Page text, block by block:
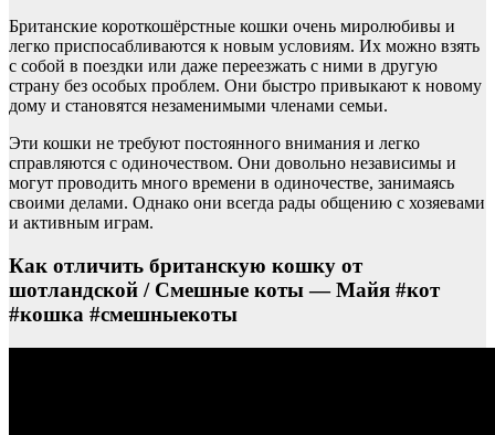
Британские короткошёрстные кошки очень миролюбивы и
легко приспосабливаются к новым условиям. Их можно взять
с собой в поездки или даже переезжать с ними в другую
страну без особых проблем. Они быстро привыкают к новому
дому и становятся незаменимыми членами семьи.
Эти кошки не требуют постоянного внимания и легко
справляются с одиночеством. Они довольно независимы и
могут проводить много времени в одиночестве, занимаясь
своими делами. Однако они всегда рады общению с хозяевами
и активным играм.
Как отличить британскую кошку от
шотландской / Смешные коты — Майя #кот
#кошка #смешныекоты